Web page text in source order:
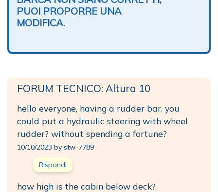
PUOI PROPORRE UNA
MODIFICA.
FORUM TECNICO: Altura 10
hello everyone, having a rudder bar, you
could put a hydraulic steering with wheel
rudder? without spending a fortune?
10/10/2023 by stw-7789
Rispondi
how high is the cabin below deck?